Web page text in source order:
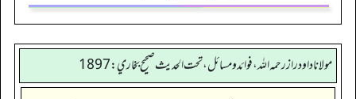
مولانا داود راز رحمه الله، فوائد و مسائل، تحت الحديث صحيح بخاري: 1897